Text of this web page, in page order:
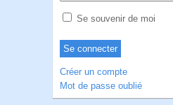
Se souvenir de moi
Créer un compte
Mot de passe oublié